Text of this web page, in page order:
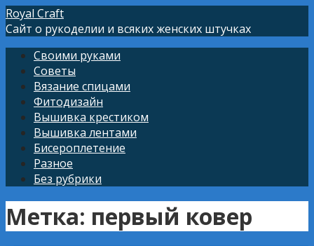
Перейти
к
Royal Craft
Сайт о рукоделии и всяких женских штучках
Своими руками
Советы
Вязание спицами
Фитодизайн
Вышивка крестиком
Вышивка лентами
Бисероплетение
Разное
Без рубрики
Метка: первый ковер